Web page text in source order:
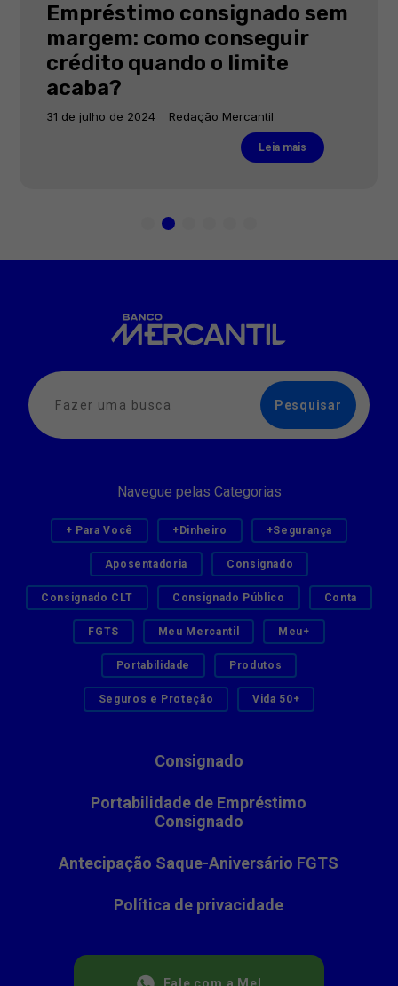
Empréstimo consignado sem
margem: como conseguir
crédito quando o limite
acaba?
31 de julho de 2024 Redação Mercantil
Leia mais
Consignado
Portabilidade de Empréstimo
Consignado
Antecipação Saque-Aniversário FGTS
Política de privacidade
Navegue pelas Categorias
+ Para Você +Dinheiro +Segurança
Aposentadoria Consignado
Consignado CLT Consignado Público Conta
FGTS Meu Mercantil Meu+
Portabilidade Produtos
Seguros e Proteção Vida 50+